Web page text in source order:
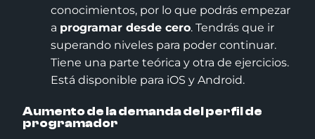
conocimientos, por lo que podrás empezar
a programar desde cero. Tendrás que ir
superando niveles para poder continuar.
Tiene una parte teórica y otra de ejercicios.
Está disponible para iOS y Android.
Aumento de la demanda del perfil de
programador